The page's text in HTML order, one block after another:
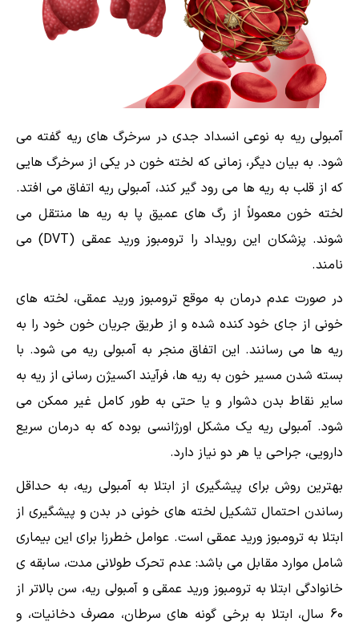
آمبولی ریه به نوعی انسداد جدی در سرخرگ های ریه گفته می
شود. به بیان دیگر، زمانی که لخته خون در یکی از سرخرگ هایی
که از قلب به ریه ها می رود گیر کند، آمبولی ریه اتفاق می افتد.
لخته خون معمولاً از رگ های عمیق پا به ریه ها منتقل می
شوند. پزشکان این رویداد را ترومبوز ورید عمقی (DVT) می
نامند.
در صورت عدم درمان به موقع ترومبوز ورید عمقی، لخته های
خونی از جای خود کنده شده و از طریق جریان خون خود را به
ریه ها می رسانند. این اتفاق منجر به آمبولی ریه می شود. با
بسته شدن مسیر خون به ریه ها، فرآیند اکسیژن رسانی از ریه به
سایر نقاط بدن دشوار و یا حتی به طور کامل غیر ممکن می
شود. آمبولی ریه یک مشکل اورژانسی بوده که به درمان سریع
دارویی، جراحی یا هر دو نیاز دارد.
بهترین روش برای پیشگیری از ابتلا به آمبولی ریه، به حداقل
رساندن احتمال تشکیل لخته های خونی در بدن و پیشگیری از
ابتلا به ترومبوز ورید عمقی است. عوامل خطرزا برای این بیماری
شامل موارد مقابل می باشد: عدم تحرک طولانی مدت، سابقه ی
خانوادگی ابتلا به ترومبوز ورید عمقی و آمبولی ریه، سن بالاتر از
60 سال، ابتلا به برخی گونه های سرطان، مصرف دخانیات، و